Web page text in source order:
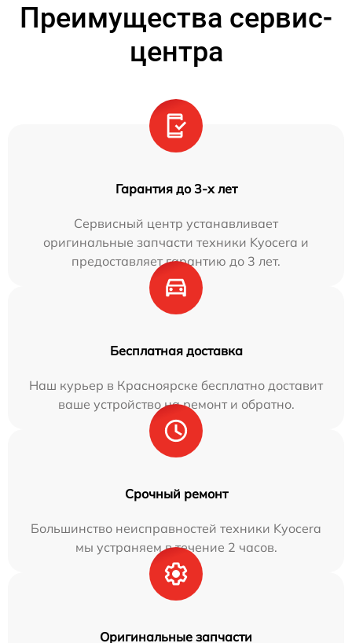
Преимущества сервис-
центра
Гарантия до 3-х лет
Сервисный центр устанавливает
оригинальные запчасти техники Kyocera и
предоставляет гарантию до 3 лет.
Бесплатная доставка
Наш курьер в Красноярске бесплатно доставит
ваше устройство на ремонт и обратно.
Срочный ремонт
Большинство неисправностей техники Kyocera
мы устраняем в течение 2 часов.
Оригинальные запчасти